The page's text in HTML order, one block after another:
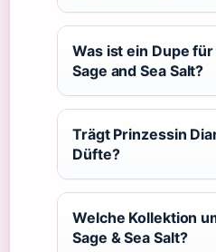
Was ist ein Dupe
Sage and Sea Salt?
Trägt Prinzessin
Düfte?
Welche Kollektion
Sage & Sea Salt?